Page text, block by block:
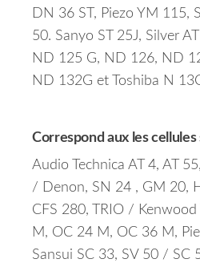
DN 36 ST, Piezo YM 115,
50. Sanyo ST 25J, Silver
ND 125 G, ND 126, ND
ND 132G et Toshiba N
Correspond aux les
Audio Technica AT 4, AT
/ Denon, SN 24 , GM 20,
CFS 280, TRIO /
M, OC 24 M, OC 36 M,
Sansui SC 33, SV 50 / SC